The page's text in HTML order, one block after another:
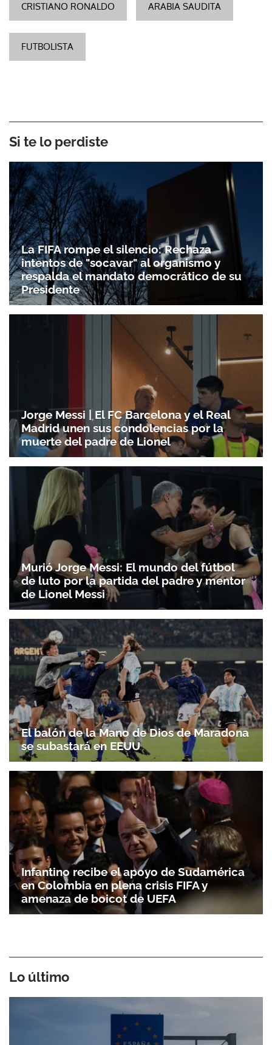
CRISTIANO RONALDO ARABIA SAUDITA
FUTBOLISTA
Si te lo perdiste
La FIFA rompe el silencio: Rechaza
intentos de "socavar" al organismo y
respalda el mandato democrático de su
Presidente
Jorge Messi | El FC Barcelona y el Real
Madrid unen sus condolencias por la
muerte del padre de Lionel
Murió Jorge Messi: El mundo del fútbol
de luto por la partida del padre y mentor
de Lionel Messi
El balón de la Mano de Dios de Maradona
se subastará en EEUU
Infantino recibe el apoyo de Sudamérica
en Colombia en plena crisis FIFA y
amenaza de boicot de UEFA
Lo último